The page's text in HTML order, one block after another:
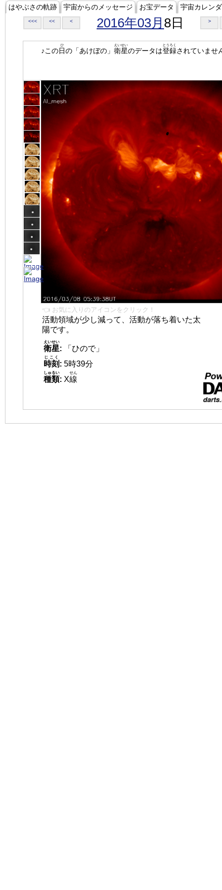
はやぶさの軌跡 宇宙からのメッセージ お宝データ 宇宙カレン
<<< << < 2016年03月 8日 >
♪この日
ひ
の「あけぼの」 衛星
えいせい
のデータは登録
とうろく
されていませ
👈 お気に入りのアイコンをクリック！
活動領域が少し減って、活動が落ち着いた太
陽です。
衛星
えいせい
:
「ひので」
時刻
じこく
: 5時39分
種類
しゅるい
: X線
せん